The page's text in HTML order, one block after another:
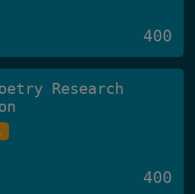
400
Research
400